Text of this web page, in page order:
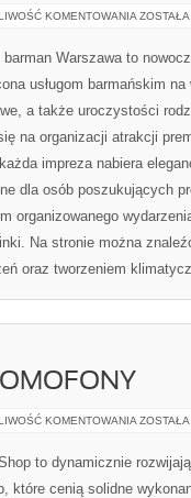
KOMENTOWANIA KULTURA
barman Warszawa to
usługom barmańskim
a także uroczystości
na organizacji atrakcji
impreza nabiera
dla osób poszukujących
organizowanego
Na stronie można
oraz tworzeniem
KOMENTOWANIA
to dynamicznie
które cenią solidne